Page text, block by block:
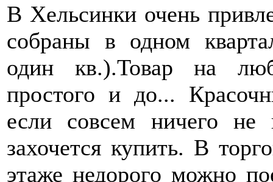
В Хельсинки очень
собраны в одном
один кв.).Товар на
простого и до...
если совсем ничего
захочется купить. В
этаже недорого можно